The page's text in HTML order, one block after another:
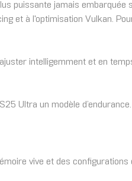
puissante jamais
et à l'optimisation Vulkan.
intelligemment et en
Ultra un modèle
vive et des